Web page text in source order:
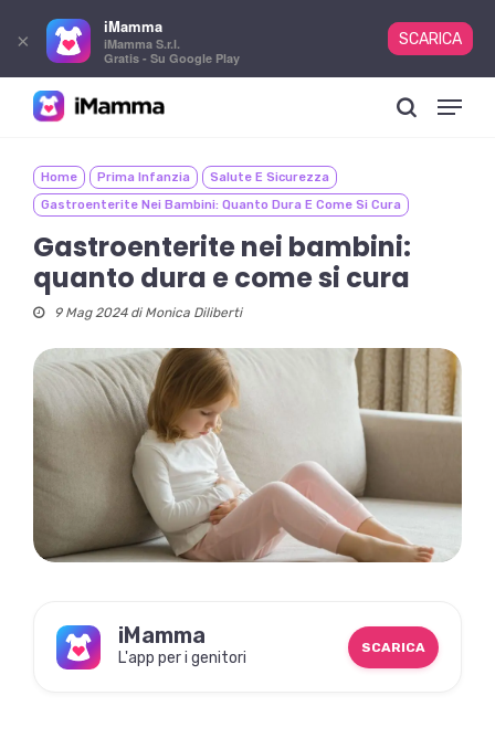
content
Menu
Home Prima Infanzia
Salute E Sicurezza
Gastroenterite Nei Bambini: Quanto Dura E Come Si Cura
Gastroenterite nei bambini:
quanto dura e come si cura
9 Mag 2024 di Monica Diliberti
iMamma
L'app per i genitori
SCARICA
×
iMamma
iMamma S.r.l.
Gratis - Su Google Play
SCARICA